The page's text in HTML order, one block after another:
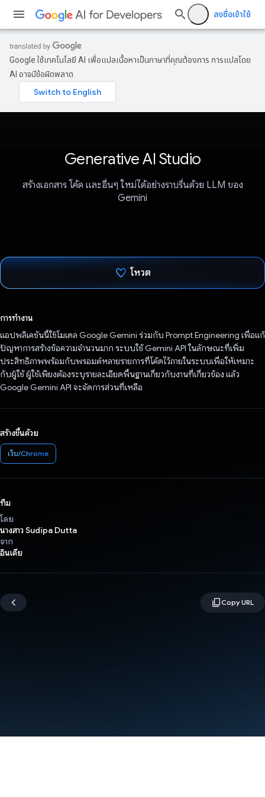
ลงชื่อเข้าใช้
Google ใช้เทคโนโลยี AI เพื่อแปลเนื้อหาเป็นภาษาที่คุณต้องการ การแปลโดย
AI อาจมีข้อผิดพลาด
Generative AI Studio
สร้างเอกสาร โค้ด และอื่นๆ ใหม่ได้อย่างราบรื่นด้วย LLM ของ
Gemini
โหวต
การทำงาน
แอปพลิเคชันนี้ใช้โมเดล Google Gemini ร่วมกับ Prompt Engineering เพื่อแก้
ปัญหาการสร้างข้อความจำนวนมาก ระบบใช้ Gemini API ในลักษณะที่เพิ่ม
ประสิทธิภาพพร้อมกับพรอมต์หลายรายการที่โค้ดไว้ภายในระบบเพื่อให้เหมาะ
กับผู้ใช้ ผู้ใช้เพียงต้องระบุรายละเอียดพื้นฐานเกี่ยวกับงานที่เกี่ยวข้อง แล้ว
Google Gemini API จะจัดการส่วนที่เหลือ
สร้างขึ้นด้วย
เว็บ/Chrome
ทีม
โดย
นางสาว Sudipa Dutta
จาก
อินเดีย